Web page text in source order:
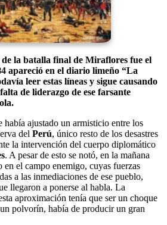
la batalla final de Miraflores fue el
apareció en el diario limeño “La
leer estas líneas y sigue causando
de liderazgo de ese farsante
había ajustado un armisticio entre los
del Perú, único resto de los desastres
la intervención del cuerpo diplomático
. A pesar de esto se notó, en la mañana
el campo enemigo, cuyas fuerzas
a las inmediaciones de ese pueblo,
llegaron a ponerse al habla. La
aproximación tenía que ser un choque
polvorín, había de producir un gran